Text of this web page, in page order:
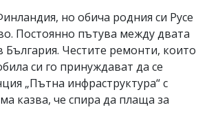
но обича родния си Русе
Постоянно пътува между двата
България. Честите ремонти, които
си го принуждават да се
„Пътна инфраструктура“ с
казва, че спира да плаща за